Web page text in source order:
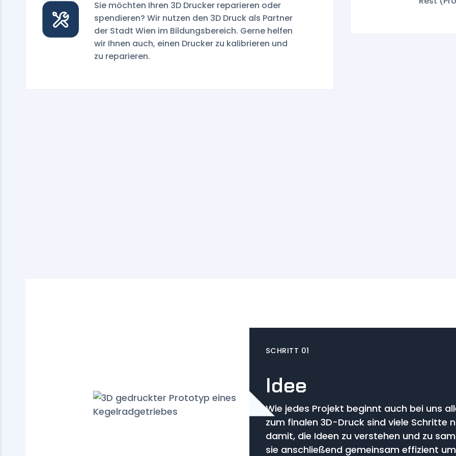
Sie möchten Ihren 3D Drucker reparieren oder
spendieren? Wir nutzen den 3D Druck als Partner
der Stadt Wien im Bildungsbereich. Gerne helfen
wir Ihnen auch, einen Drucker zu kalibrieren und
zu reparieren.
SCHRITT 01
Idee
Wie jedes Projekt beginnt auch bei uns
zum finalen 3D-Druck sind viele Schritte
damit, die Ideen zu verstehen und zu
sie anschließend gemeinsam effizient